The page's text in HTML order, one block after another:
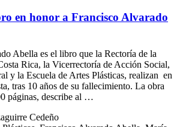
en honor a Francisco Alvarado
Abella es el libro que la Rectoría de la
Rica, la Vicerrectoría de Acción Social,
y la Escuela de Artes Plásticas, realizan en
tras 10 años de su fallecimiento. La obra
páginas, describe al …
Cedeño